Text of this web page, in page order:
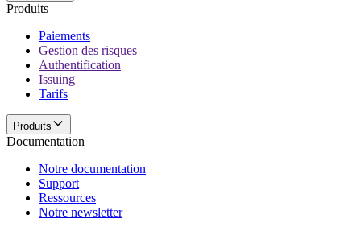
Produits
Paiements
Gestion des risques
Authentification
Issuing
Tarifs
Produits
Documentation
Notre documentation
Support
Ressources
Notre newsletter